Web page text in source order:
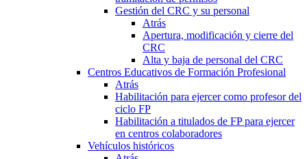
Gestión del CRC y su personal
Atrás
Apertura, modificación y cierre del
CRC
Alta y baja de personal del CRC
Centros Educativos de Formación Profesional
Atrás
Habilitación para ejercer como profesor del
ciclo FP
Habilitación a titulados de FP para ejercer
en centros colaboradores
Vehículos históricos